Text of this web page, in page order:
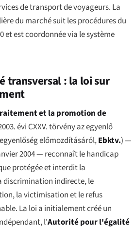
de transport de voyageurs. La
du marché suit les procédures du
et est coordonnée via le système
transversal : la loi sur
et la promotion de
évi CXXV. törvény az egyenlő
előmozdításáról,Ebktv.) —
2004 — reconnaît le handicap
protégée et interdit la
indirecte, le
la victimisation et le refus
La loi a initialement créé un
l'Autorité pour l'égalité